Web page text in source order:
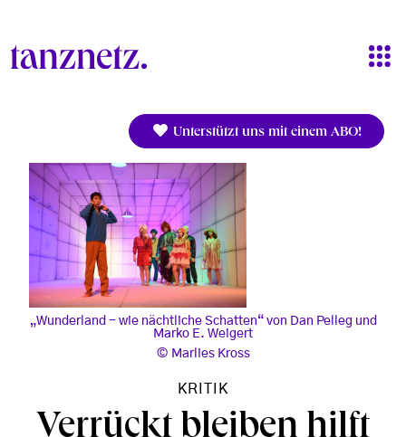
Unterstützt uns mit einem ABO!
„Wunderland - wie nächtliche Schatten“ von Dan Pelleg und
Marko E. Weigert
Marlies Kross
KRITIK